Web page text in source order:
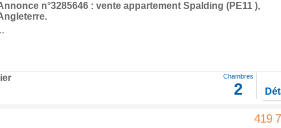
n°3285646 : vente appartement Spalding (PE11 ),
.
Chambres
2
419